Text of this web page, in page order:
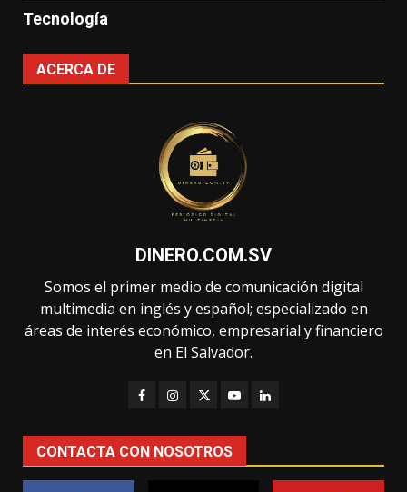
Tecnología
ACERCA DE
DINERO.COM.SV
Somos el primer medio de comunicación digital
multimedia en inglés y español; especializado en
áreas de interés económico, empresarial y financiero
en El Salvador.
CONTACTA CON NOSOTROS